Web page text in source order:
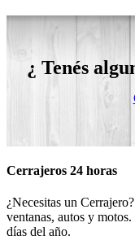
¿ Tenés
Cerrajeros 24 horas
¿Necesitas un
ventanas, autos y
días del año.